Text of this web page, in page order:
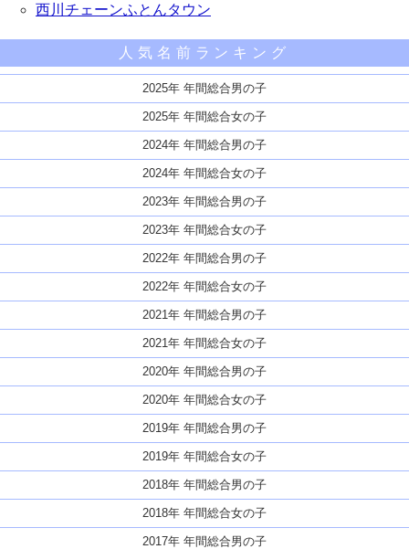
西川チェーンふとんタウン
人気名前ランキング
2025年 年間総合男の子
2025年 年間総合女の子
2024年 年間総合男の子
2024年 年間総合女の子
2023年 年間総合男の子
2023年 年間総合女の子
2022年 年間総合男の子
2022年 年間総合女の子
2021年 年間総合男の子
2021年 年間総合女の子
2020年 年間総合男の子
2020年 年間総合女の子
2019年 年間総合男の子
2019年 年間総合女の子
2018年 年間総合男の子
2018年 年間総合女の子
2017年 年間総合男の子